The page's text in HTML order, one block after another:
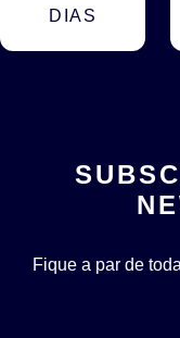
DIAS
Fique a par de